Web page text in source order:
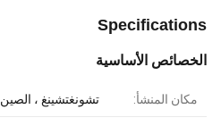
Specifications
الخصائص الأساسية
مكان المنشأ: تشونغتشينغ ، الصين